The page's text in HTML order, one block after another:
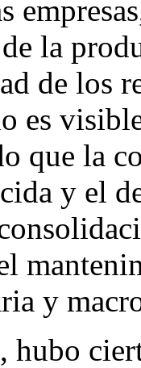
la
de los
es
que la
y el
y
hubo